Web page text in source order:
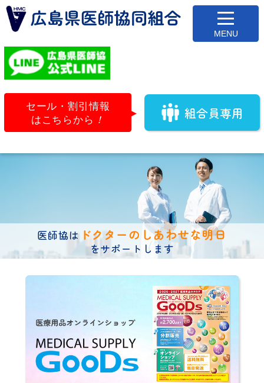
セール・割引情報
はこちらから ！ 組合員専用
医師協は ドクターのしあわせな明日
をサポートします